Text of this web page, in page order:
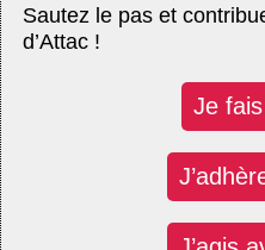
Sautez le pas et
d’Attac !
Je